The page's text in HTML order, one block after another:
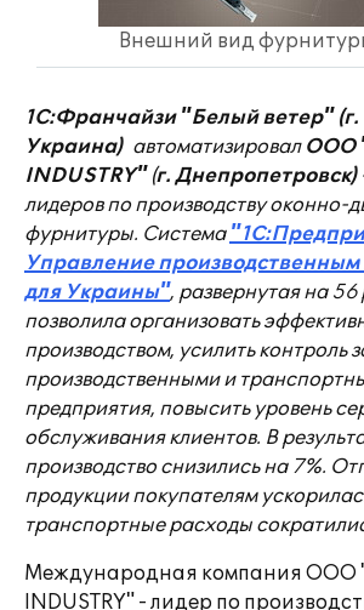
Внешний вид
1С:Франчайзи "Белый ветер" (г.
Украина) автоматизировал ООО
INDUSTRY" (г. Днепропетровск)
лидеров по производству оконно-
фурнитуры. Система "1С:
Управление
для Украины", развернутая на
позволила организовать
производством, усилить контроль
производственными и
предприятия, повысить уровень
обслуживания клиентов. В
производство снизились на 7%.
продукции покупателям
транспортные расходы
Международная компания ООО
INDUSTRY" - лидер по